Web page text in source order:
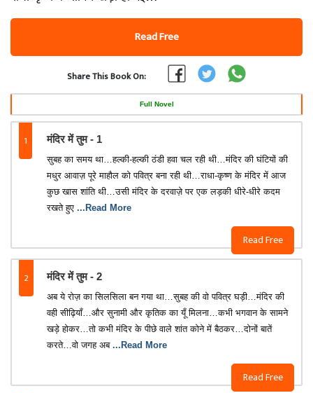
Read Free
Share This Book On:
Full Novel
1 मंदिर में तुम - 1
Read Free
सुबह का समय था…हल्की-हल्की ठंडी हवा चल रही थी…मंदिर की घंटियों की
मधुर आवाज़ पूरे माहौल को पवित्र बना रही थी…राधा-कृष्ण के मंदिर में आज
कुछ खास शांति थी…उसी मंदिर के दरवाज़े पर एक लड़की धीरे-धीरे कदम
रखते हुए ...Read More
2 मंदिर में तुम - 2
Read Free
अब ये रोज़ का सिलसिला बन गया था…सुबह की वो पवित्र घड़ी…मंदिर की
वही सीढ़ियाँ…और सुनामी और कृतिक का यूँ मिलना…कभी भगवान के सामने
खड़े होकर…तो कभी मंदिर के पीछे वाले शांत कोने में बैठकर…दोनों बातें
करते…वो जगह अब ...Read More